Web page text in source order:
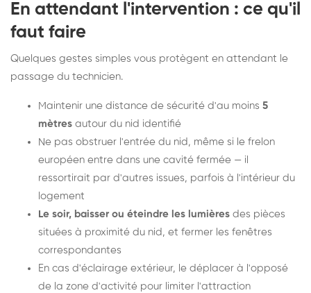
En attendant l'intervention : ce qu'il
faut faire
Quelques gestes simples vous protègent en attendant le
passage du technicien.
Maintenir une distance de sécurité d'au moins 5
mètres autour du nid identifié
Ne pas obstruer l'entrée du nid, même si le frelon
européen entre dans une cavité fermée — il
ressortirait par d'autres issues, parfois à l'intérieur du
logement
Le soir, baisser ou éteindre les lumières des pièces
situées à proximité du nid, et fermer les fenêtres
correspondantes
En cas d'éclairage extérieur, le déplacer à l'opposé
de la zone d'activité pour limiter l'attraction